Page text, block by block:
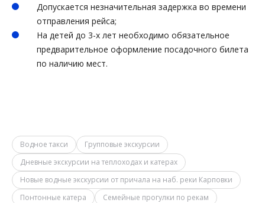
Допускается незначительная задержка во времени
отправления рейса;
На детей до 3-х лет необходимо обязательное
предварительное оформление посадочного билета
по наличию мест.
Водное такси
Групповые экскурсии
Дневные экскурсии на теплоходах и катерах
Новые водные экскурсии от причала на наб. реки Карповки
Понтонные катера
Семейные прогулки по рекам